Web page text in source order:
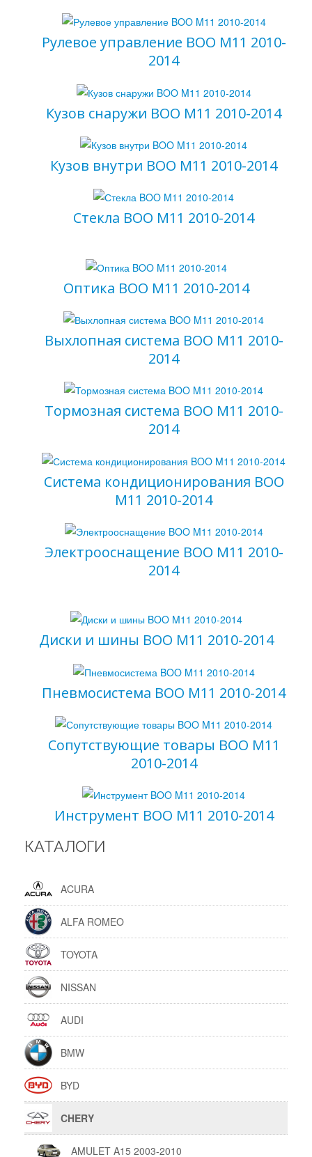
Рулевое управление BOO M11 2010-
2014
Кузов снаружи BOO M11 2010-2014
Кузов внутри BOO M11 2010-2014
Стекла BOO M11 2010-2014
Оптика BOO M11 2010-2014
Выхлопная система BOO M11 2010-
2014
Тормозная система BOO M11 2010-
2014
Система кондиционирования BOO
M11 2010-2014
Электрооснащение BOO M11 2010-
2014
Диски и шины BOO M11 2010-2014
Пневмосистема BOO M11 2010-2014
Сопутствующие товары BOO M11
2010-2014
Инструмент BOO M11 2010-2014
КАТАЛОГИ
ACURA
ALFA ROMEO
TOYOTA
NISSAN
AUDI
BMW
BYD
CHERY
AMULET A15 2003-2010